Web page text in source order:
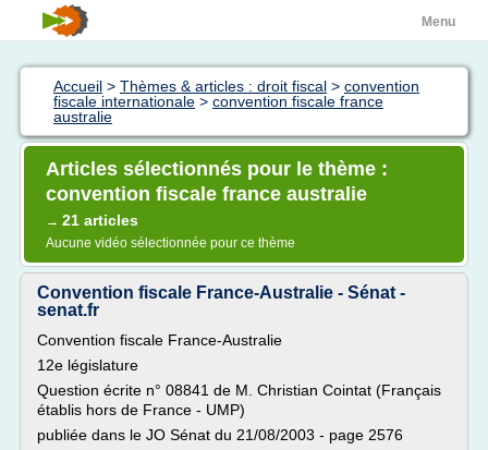
Menu
Accueil > Thèmes & articles : droit fiscal > convention
fiscale internationale > convention fiscale france
australie
Articles sélectionnés pour le thème :
convention fiscale france australie
→ 21 articles
Aucune vidéo sélectionnée pour ce thème
Convention fiscale France-Australie - Sénat -
senat.fr
Convention fiscale France-Australie
12e législature
Question écrite n° 08841 de M. Christian Cointat (Français
établis hors de France - UMP)
publiée dans le JO Sénat du 21/08/2003 - page 2576